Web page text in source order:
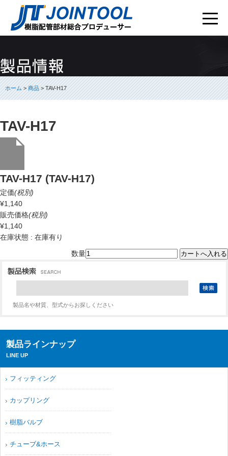
ホーム>商品> TAV-H17
TAV-H17
TAV-H17 (TAV-H17)
定価(税別)
¥1,140
販売価格(税別)
¥1,140
在庫状態 : 在庫有り
数量
製品名や材質、型式からお探しください
製品ラインナップ
LINE UP
フィッティング
カップリング
樹脂バルブ
チューブ&ホース